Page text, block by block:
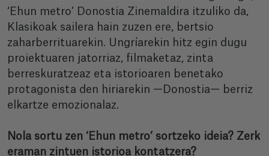
‘Ehun metro’ Donostia Zinemaldira itzuliko da,
Klasikoak sailera hain zuzen ere, bertsio
zaharberrituarekin. Ungríarekin hitz egin dugu
proiektuaren jatorriaz, filmaketaz, zinta
berreskuratzeaz eta istorioaren benetako
protagonista den hiriarekin —Donostia— berriz
elkartze emozionalaz.
Nola sortu zen ‘Ehun metro’ sortzeko ideia? Zerk
eraman zintuen istorioa kontatzera?